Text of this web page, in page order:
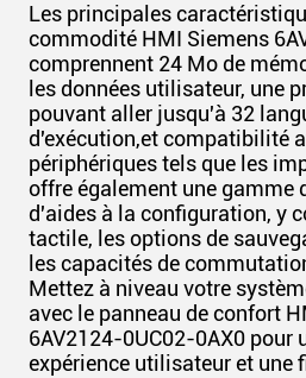
Laisser un
Nous vous
Les principales
commodité HMI Siemens
comprennent 24 Mo de
les données utilisateur, une
pouvant aller jusqu'à 32
d'exécution,et compatibilité
périphériques tels que les
offre également une gamme
d'aides à la configuration, y
tactile, les options de
les capacités de
Mettez à niveau votre
avec le panneau de confort
6AV2124-0UC02-0AX0 pour
expérience utilisateur et une